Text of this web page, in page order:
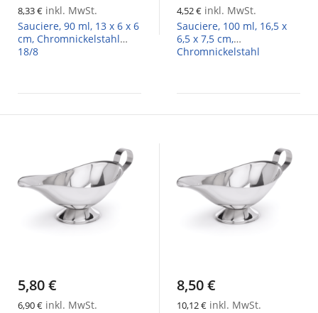
8,33 € inkl. MwSt.
Sauciere, 90 ml, 13 x 6 x 6
cm, Chromnickelstahl
18/8
4,52 € inkl. MwSt.
Sauciere, 100 ml, 16,5 x
6,5 x 7,5 cm,
Chromnickelstahl
5,80 €
6,90 € inkl. MwSt.
8,50 €
10,12 € inkl. MwSt.